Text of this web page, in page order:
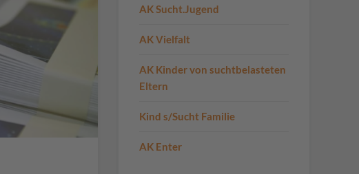
AK Sucht.Jugend
AK Vielfalt
AK Kinder von suchtbelasteten
Eltern
Kind s/Sucht Familie
AK Enter